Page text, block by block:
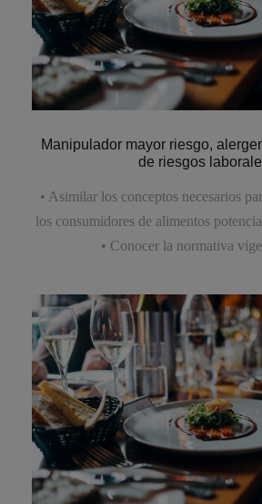
Manipulador mayor riesgo,
de riesgos
• Asimilar los conceptos necesarios
los consumidores de alimentos
• Conocer la normativa